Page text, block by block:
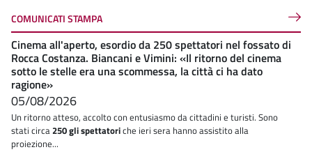
COMUNICATI STAMPA
Cinema all'aperto, esordio da 250 spettatori nel fossato di
Rocca Costanza. Biancani e Vimini: «Il ritorno del cinema
sotto le stelle era una scommessa, la città ci ha dato
ragione»
05/08/2026
Un ritorno atteso, accolto con entusiasmo da cittadini e turisti. Sono
stati circa250 gli spettatoriche ieri sera hanno assistito alla
proiezione...